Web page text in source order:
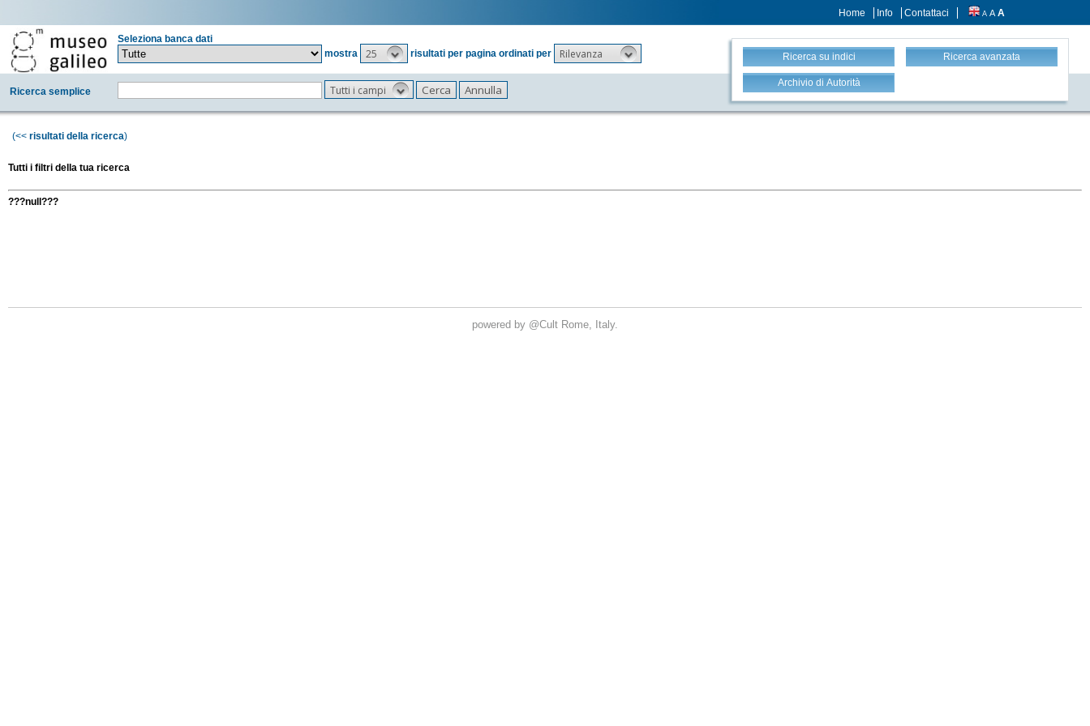
Home Info Contattaci A A A
Seleziona banca dati
mostra
25 risultati per pagina ordinati per Rilevanza
Ricerca semplice Tutti i campi
Ricerca su indici Ricerca avanzata
Archivio di Autorità
(<< risultati della ricerca)
Tutti i filtri della tua ricerca
???null???
powered by @Cult Rome, Italy.